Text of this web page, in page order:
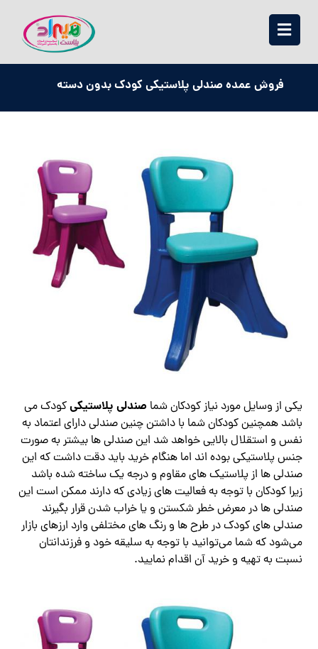
فروش عمده صندلی پلاستیکی کودک بدون دسته
یکی از وسایل مورد نیاز کودکان شما صندلی پلاستیکیکودک می
باشد همچنین کودکان شما با داشتن چنین صندلی دارای اعتماد به
نفس و استقلال بالایی خواهد شد این صندلی ها بیشتر به صورت
جنس پلاستیکی بوده‌ اند اما هنگام خرید باید دقت داشت که این
صندلی ها از پلاستیک های مقاوم و درجه یک ساخته شده باشد
زیرا کودکان با توجه به فعالیت های زیادی که دارند ممکن است این
صندلی ها در معرض خطر شکستن و یا خراب شدن قرار بگیرند
صندلی های کودک در طرح ها و رنگ های مختلفی وارد ارزهای بازار
می‌شود که شما می‌توانید با توجه به سلیقه خود و فرزندانتان
نسبت به تهیه و خرید آن اقدام نمایید.